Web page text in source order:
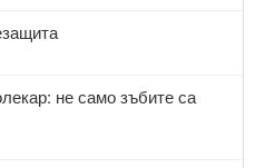
не само зъбите са